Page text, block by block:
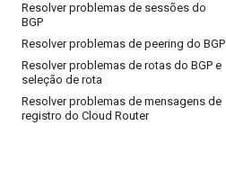
Resolver problemas de sessões do
BGP
Resolver problemas de peering do BGP
Resolver problemas de rotas do BGP e
seleção de rota
Resolver problemas de mensagens de
registro do Cloud Router